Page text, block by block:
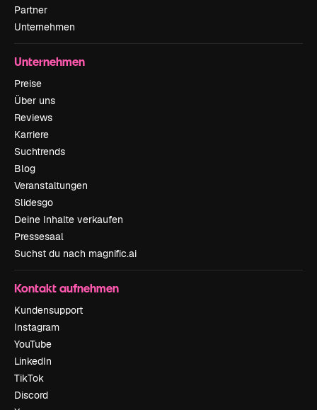
Partner
Unternehmen
Unternehmen
Preise
Über uns
Reviews
Karriere
Suchtrends
Blog
Veranstaltungen
Slidesgo
Deine Inhalte verkaufen
Pressesaal
Suchst du nach magnific.ai
Kontakt aufnehmen
Kundensupport
Instagram
YouTube
LinkedIn
TikTok
Discord